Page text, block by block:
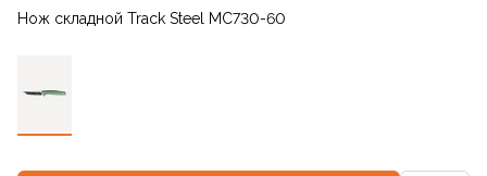
Нож складной Track Steel MC730-60